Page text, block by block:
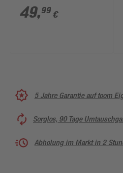
120 x 50 cm
49,99 €
5 Jahre Garantie auf toom
Sorglos, 90 Tage
Abholung im Markt in 2